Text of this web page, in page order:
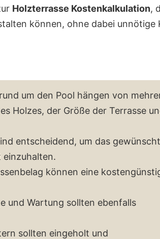
Holzterrasse Kostenkalkulation,
können, ohne dabei unnötige
um den Pool hängen von
Holzes, der Größe der Terrasse
entscheidend, um das
einzuhalten.
können eine
und Wartung sollten ebenfalls
sollten eingeholt und